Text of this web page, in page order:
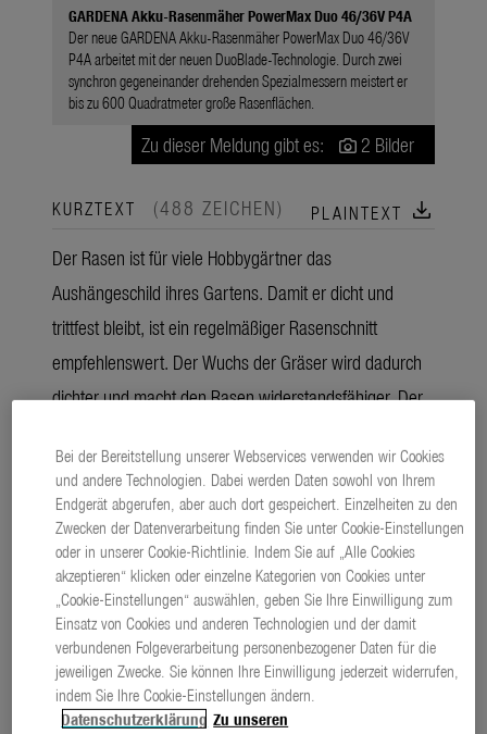
GARDENA Akku-Rasenmäher PowerMax Duo 46/36V P4A
Der neue GARDENA Akku-Rasenmäher PowerMax Duo 46/36V
P4A arbeitet mit der neuen DuoBlade-Technologie. Durch zwei
synchron gegeneinander drehenden Spezialmessern meistert er
bis zu 600 Quadratmeter große Rasenflächen.
Zu dieser Meldung gibt es: 2 Bilder
KURZTEXT (488 ZEICHEN) PLAINTEXT download
Der Rasen ist für viele Hobbygärtner das
Aushängeschild ihres Gartens. Damit er dicht und
trittfest bleibt, ist ein regelmäßiger Rasenschnitt
empfehlenswert. Der Wuchs der Gräser wird dadurch
dichter und macht den Rasen widerstandsfähiger. Der
von GARDENA arbeitet dabei mit neuer DuoBlade-
Technologie. Das Gras wird effektiv mit zwei synchron
gegeneinander drehenden Spezialmessern geschnitten
und per Luftstrom in den Grasfangkorb befördert.
PRESSETEXT (4047 ZEICHEN)
download
Bei der Bereitstellung unserer Webservices verwenden wir Cookies
und andere Technologien. Dabei werden Daten sowohl von Ihrem
Endgerät abgerufen, aber auch dort gespeichert. Einzelheiten zu den
Zwecken der Datenverarbeitung finden Sie unter Cookie-Einstellungen
oder in unserer Cookie-Richtlinie. Indem Sie auf „Alle Cookies
akzeptieren“ klicken oder einzelne Kategorien von Cookies unter
„Cookie-Einstellungen“ auswählen, geben Sie Ihre Einwilligung zum
Einsatz von Cookies und anderen Technologien und der damit
verbundenen Folgeverarbeitung personenbezogener Daten für die
jeweiligen Zwecke. Sie können Ihre Einwilligung jederzeit widerrufen,
indem Sie Ihre Cookie-Einstellungen ändern.
Datenschutzerklärung Zu unseren